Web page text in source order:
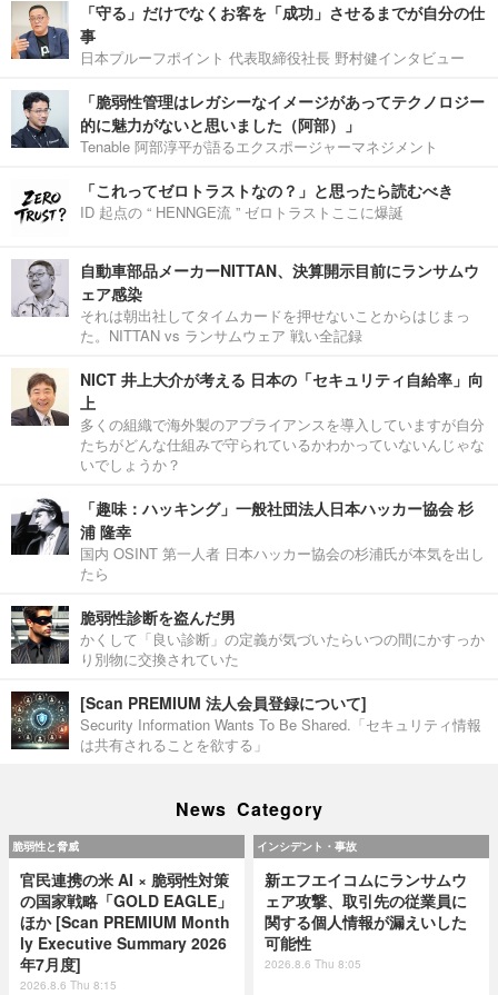
「守る」だけでなくお客を「成功」させるまでが自分の仕
事
日本プルーフポイント 代表取締役社長 野村健インタビュー
「脆弱性管理はレガシーなイメージがあってテクノロジー
的に魅力がないと思いました（阿部）」
Tenable 阿部淳平が語るエクスポージャーマネジメント
「これってゼロトラストなの？」と思ったら読むべき
ID 起点の “ HENNGE流 ” ゼロトラストここに爆誕
自動車部品メーカーNITTAN、決算開示目前にランサムウ
ェア感染
それは朝出社してタイムカードを押せないことからはじまっ
た。NITTAN vs ランサムウェア 戦い全記録
NICT 井上大介が考える 日本の「セキュリティ自給率」向
上
多くの組織で海外製のアプライアンスを導入していますが自分
たちがどんな仕組みで守られているかわかっていないんじゃな
いでしょうか？
「趣味：ハッキング」一般社団法人日本ハッカー協会 杉
浦 隆幸
国内 OSINT 第一人者 日本ハッカー協会の杉浦氏が本気を出し
たら
脆弱性診断を盗んだ男
かくして「良い診断」の定義が気づいたらいつの間にかすっか
り別物に交換されていた
[Scan PREMIUM 法人会員登録について]
Security Information Wants To Be Shared.「セキュリティ情報
は共有されることを欲する」
News Category
脆弱性と脅威
官民連携の米 AI × 脆弱性対策
の国家戦略「GOLD EAGLE」
ほか [Scan PREMIUM Month
ly Executive Summary 2026
年7月度]
2026.8.6 Thu 8:15
インシデント・事故
新エフエイコムにランサムウ
ェア攻撃、取引先の従業員に
関する個人情報が漏えいした
可能性
2026.8.6 Thu 8:05